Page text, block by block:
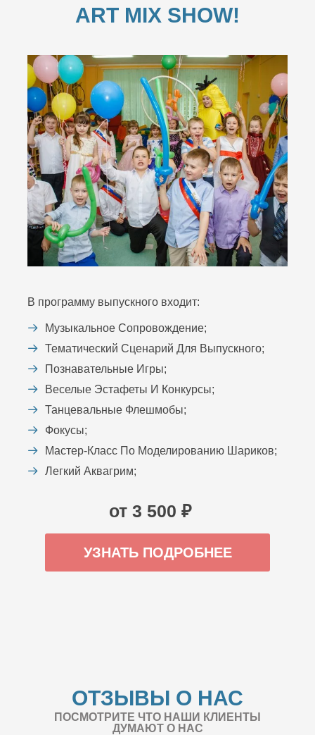
ART MIX SHOW!
В программу выпускного входит:
Музыкальное Сопровождение;
Тематический Сценарий Для Выпускного;
Познавательные Игры;
Веселые Эстафеты И Конкурсы;
Танцевальные Флешмобы;
Фокусы;
Мастер-Класс По Моделированию Шариков;
Легкий Аквагрим;
от 3 500 ₽
УЗНАТЬ ПОДРОБНЕЕ
ОТЗЫВЫ О НАС
ПОСМОТРИТЕ ЧТО НАШИ КЛИЕНТЫ
ДУМАЮТ О НАС